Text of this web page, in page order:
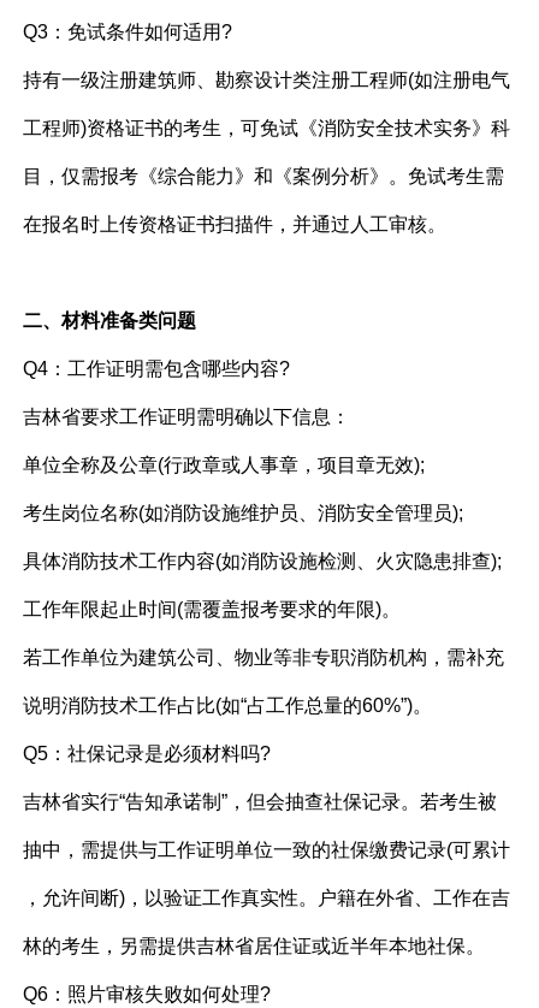
Q3：免试条件如何适用?
持有一级注册建筑师、勘察设计类注册工程师(如注册电气
工程师)资格证书的考生，可免试《消防安全技术实务》科
目，仅需报考《综合能力》和《案例分析》。免试考生需
在报名时上传资格证书扫描件，并通过人工审核。
二、材料准备类问题
Q4：工作证明需包含哪些内容?
吉林省要求工作证明需明确以下信息：
单位全称及公章(行政章或人事章，项目章无效);
考生岗位名称(如消防设施维护员、消防安全管理员);
具体消防技术工作内容(如消防设施检测、火灾隐患排查);
工作年限起止时间(需覆盖报考要求的年限)。
若工作单位为建筑公司、物业等非专职消防机构，需补充
说明消防技术工作占比(如“占工作总量的60%”)。
Q5：社保记录是必须材料吗?
吉林省实行“告知承诺制”，但会抽查社保记录。若考生被
抽中，需提供与工作证明单位一致的社保缴费记录(可累计
，允许间断)，以验证工作真实性。户籍在外省、工作在吉
林的考生，另需提供吉林省居住证或近半年本地社保。
Q6：照片审核失败如何处理?